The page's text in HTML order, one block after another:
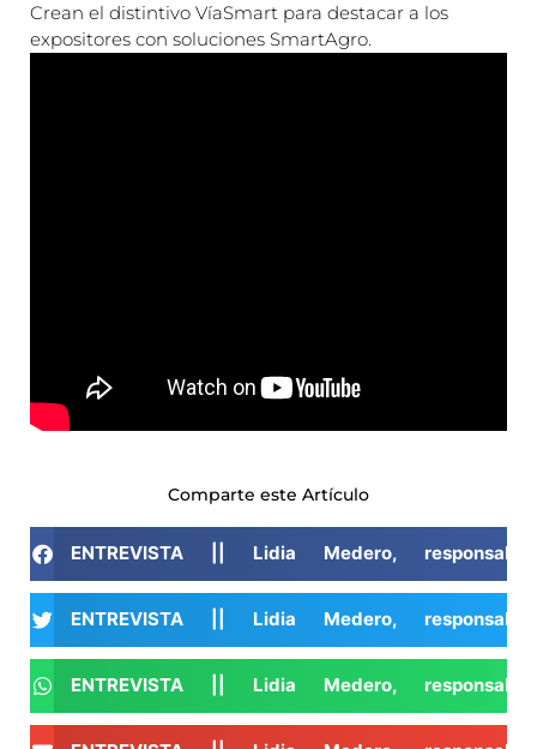
Crean el distintivo VíaSmart para destacar a los
expositores con soluciones SmartAgro.
Comparte este Artículo
ENTREVISTA || Lidia Medero,
ENTREVISTA || Lidia Medero,
ENTREVISTA || Lidia Medero,